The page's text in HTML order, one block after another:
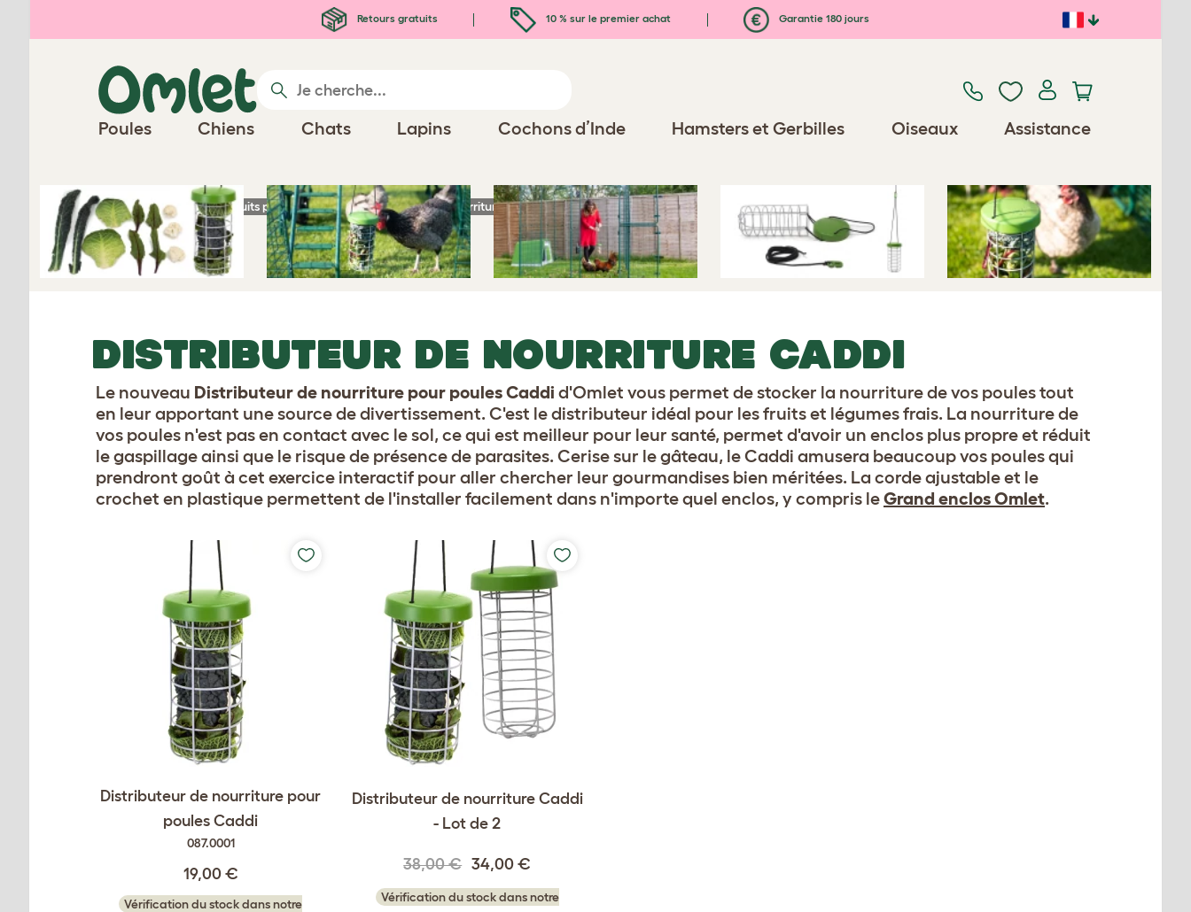
Retours gratuits 10 % sur le premier achat Garantie 180 jours
Poules Chiens Chats Lapins Cochons d’Inde Hamsters et Gerbilles Oiseaux Assistance
Page d'accueil Produits pour poules Distributeur de nourriture Caddi
DISTRIBUTEUR DE NOURRITURE CADDI
Le nouveau Distributeur de nourriture pour poules Caddi d'Omlet vous permet de stocker la nourriture de vos poules tout
en leur apportant une source de divertissement. C'est le distributeur idéal pour les fruits et légumes frais. La nourriture de
vos poules n'est pas en contact avec le sol, ce qui est meilleur pour leur santé, permet d'avoir un enclos plus propre et réduit
le gaspillage ainsi que le risque de présence de parasites. Cerise sur le gâteau, le Caddi amusera beaucoup vos poules qui
prendront goût à cet exercice interactif pour aller chercher leur gourmandises bien méritées. La corde ajustable et le
crochet en plastique permettent de l'installer facilement dans n'importe quel enclos, y compris leGrand enclos Omlet.
Distributeur de nourriture pour
poules Caddi
087.0001
19,00 €
Vérification du stock dans notre
Distributeur de nourriture Caddi
- Lot de 2
38,00 € 34,00 €
Vérification du stock dans notre